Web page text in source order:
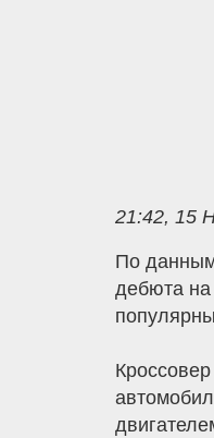
21:42, 15
По данным
дебюта на